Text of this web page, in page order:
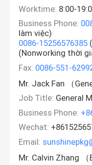
Worktime: 8:00-
Business Phone:
làm việc)
0086-15256576385
(Nonworking thời
Fax: 0086-551-
Mr. Jack Fan （
Job Title: General
Business Phone:
Wechat:
Email:
Mr. Calvin Zhang （